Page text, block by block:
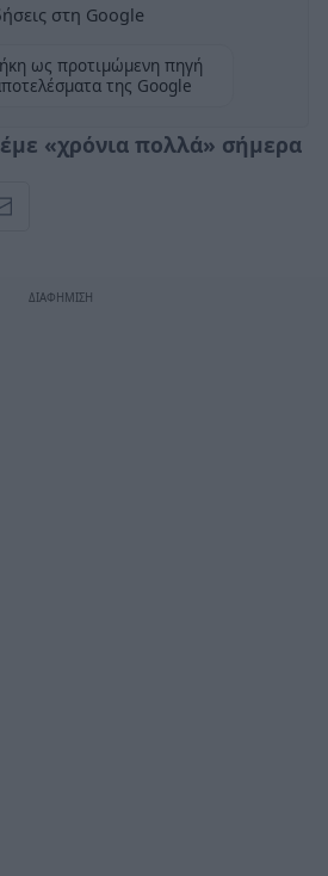
στη Google
ως προτιμώμενη πηγή
της Google
«χρόνια πολλά» σήμερα